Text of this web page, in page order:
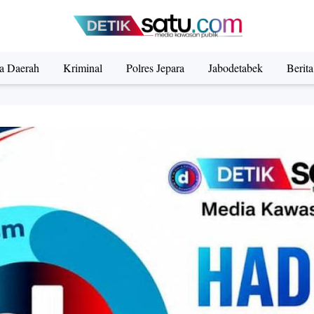
Daerah Kriminal Polres Jepara Jabodetabek